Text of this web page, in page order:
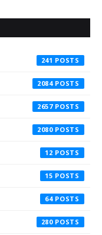
241
2084
2657
2080
12
15
64
280